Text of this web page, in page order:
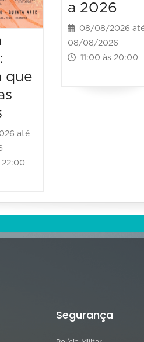
que
até
22:00
a 2026
08/08/2026
08/08/2026
11:00 às 20:00
Segurança